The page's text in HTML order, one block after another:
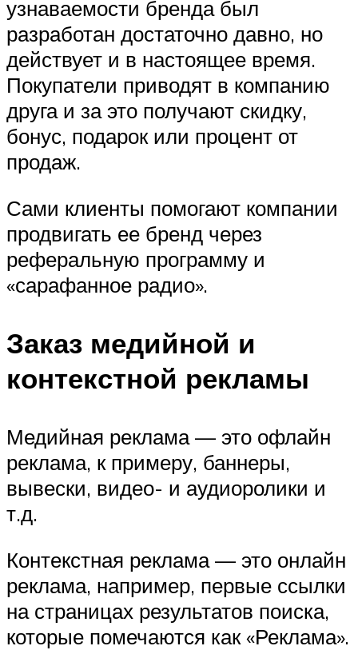
узнаваемости бренда был
разработан достаточно давно, но
действует и в настоящее время.
Покупатели приводят в компанию
друга и за это получают скидку,
бонус, подарок или процент от
продаж.
Сами клиенты помогают компании
продвигать ее бренд через
реферальную программу и
«сарафанное радио».
Заказ медийной и
контекстной рекламы
Медийная реклама — это офлайн
реклама, к примеру, баннеры,
вывески, видео- и аудиоролики и
т.д.
Контекстная реклама — это онлайн
реклама, например, первые ссылки
на страницах результатов поиска,
которые помечаются как «Реклама».